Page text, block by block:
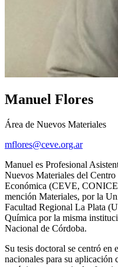
Manuel Flores
Área de Nuevos Materiales
mflores@ceve.org.ar
Manuel es Profesional
Nuevos Materiales del
Económica (CEVE,
mención Materiales, por la
Facultad Regional La Plata
Química por la misma
Nacional de Córdoba.
Su tesis doctoral se centró
nacionales para su aplicación